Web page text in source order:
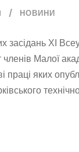
НОВИНИ
засідань ХІ
Малої
праці яких